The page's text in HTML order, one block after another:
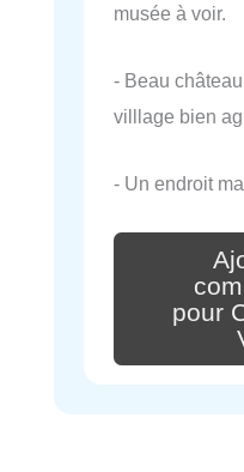
musée à voir.
- Beau
villlage bien
- Un endroit
pour